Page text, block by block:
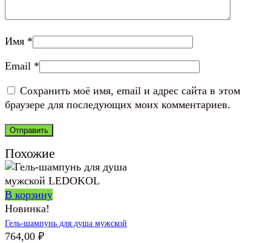
Имя *
Email *
Сохранить моё имя, email и адрес сайта в этом
браузере для последующих моих комментариев.
Похожие
В корзину
Новинка!
Гель-шампунь для душа мужской
764,00 ₽